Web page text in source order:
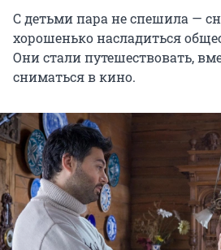
С детьми пара не спешила —
хорошенько насладиться
Они стали путешествовать,
сниматься в кино.